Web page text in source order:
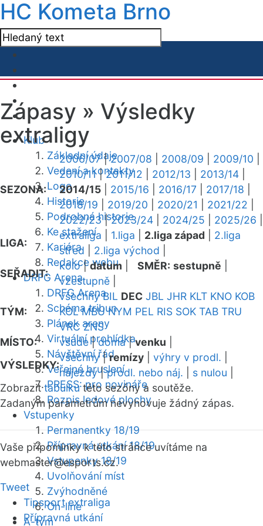
HC Kometa Brno
Klub
Základní údaje
Vedení a kontakty
Logo
Historie
Podrobná historie
Ke stažení
Kariéra
Redakce webu
DRFG Arena
DRFG Arena
Schéma tribun
Plánek areny
Virtuální prohlídka
Návštěvní řád
Veřejné bruslení
PRESS: pro novináře
Rozpis ledové plochy
Vstupenky
Permanentky 18/19
Přípravná utkání 18/19
Vstupenky 18/19
Uvolňování míst
Zvýhodněné
On-line
A-tým
Zápasy » Výsledky
extraligy
SEZONA:
2006/07|2007/08 2008/09 2009/10
2010/11|2011/12 2012/13 2013/14
2014/15
2015/16 2016/17 2017/18
2018/19
2019/20 2020/21 2021/22
2022/23|2023/24 2024/25 2025/26
LIGA:
extraliga 1.liga 2.liga západ
2.liga
střed
2.liga východ
SEŘADIT:
kolo|datum SMĚR: sestupně
vzestupně
TÝM:
všechny BIL DEC JBL JHR KLT KNO KOB
KOL MBU NYM PEL RIS SOK TAB TRU
VRC ZNS
MÍSTO:
všude|doma|venku
VÝSLEDKY:
všechny|remízy výhry v prodl.
nájezdy|prodl. nebo náj. s nulou
Zobrazittabulkutéto sezóny a soutěže.
Zadaným parametrům nevyhovuje žádný zápas.
Vaše připomínky k této stránce uvítáme na
webmaster@esports.cz.
Tweet
Tipsport extraliga
Přípravná utkání